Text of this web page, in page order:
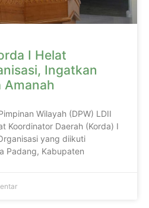
I Helat
Ingatkan
Amanah
Wilayah (DPW) LDII
Koordinator Daerah (Korda) I
yang diikuti
Padang, Kabupaten